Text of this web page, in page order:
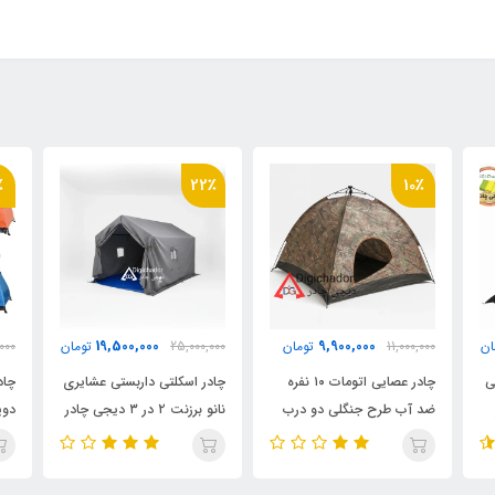
10٪
11,000,000
9,900,000 تومان
چادر عصایی اتومات ۱۰ نفره
ضد آب طرح جنگلی دو درب
دیجی چادر (خواب ۵ نفر)
22٪
25,000,000
19,500,000 تومان
چادر اسکلتی داربستی عشایری
نانو برزنت ۲ در ۳ دیجی چادر